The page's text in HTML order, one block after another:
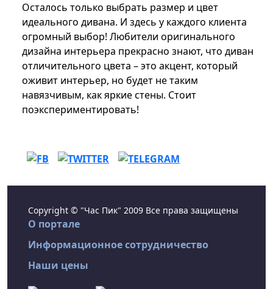
Осталось только выбрать размер и цвет
идеального дивана. И здесь у каждого клиента
огромный выбор! Любители оригинального
дизайна интерьера прекрасно знают, что диван
отличительного цвета – это акцент, который
оживит интерьер, но будет не таким
навязчивым, как яркие стены. Стоит
поэкспериментировать!
Copyright © "Час Пик" 2009 Все права защищены
О портале
Информационное сотрудничество
Наши цены